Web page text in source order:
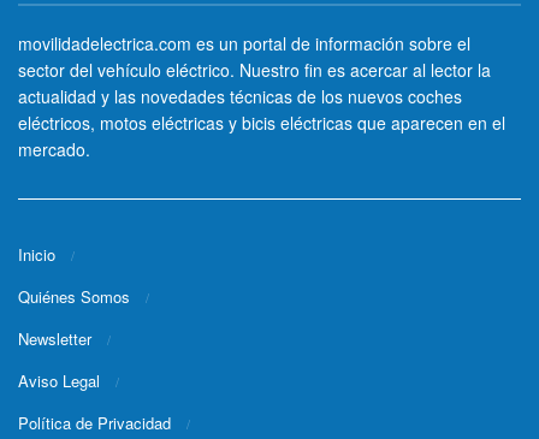
movilidadelectrica.com es un portal de información sobre el
sector del vehículo eléctrico. Nuestro fin es acercar al lector la
actualidad y las novedades técnicas de los nuevos coches
eléctricos, motos eléctricas y bicis eléctricas que aparecen en el
mercado.
Inicio
Quiénes Somos
Newsletter
Aviso Legal
Política de Privacidad